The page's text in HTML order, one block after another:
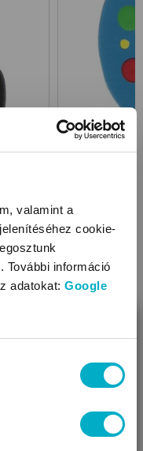
valamint a
cookie-
További információ
adatokat: Google
először!